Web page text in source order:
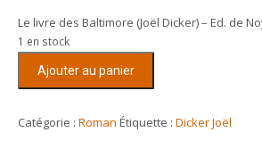
Le livre des Baltimore (Joël Dicker) – Ed. de
1 en stock
livre
Ajouter au panier
Catégorie : Roman Étiquette : Dicker Joël